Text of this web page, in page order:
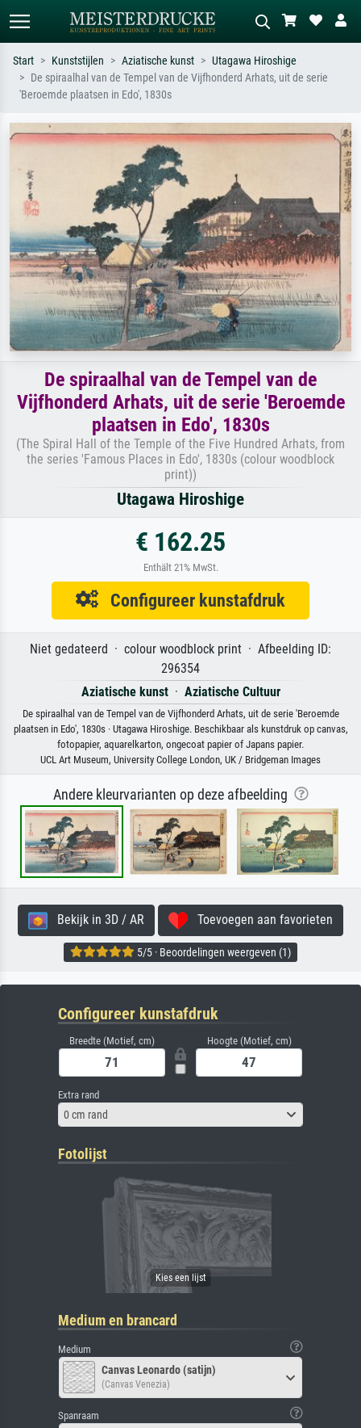
Standaard zoeken
Monet, Sterrennacht, impressionisme,
weide, abstract met veel rood, donker
olieverfschilderij, staand naakt naast
Start Kunststijlen Aziatische kunst
Utagawa Hiroshige
De spiraalhal van de Tempel van de Vijfhonderd Arhats, uit de serie
'Beroemde plaatsen in Edo', 1830s
De spiraalhal van de Tempel van de
Vijfhonderd Arhats, uit de serie 'Beroemde
plaatsen in Edo', 1830s
(The Spiral Hall of the Temple of the Five Hundred Arhats, from
the series 'Famous Places in Edo', 1830s (colour woodblock
print))
Utagawa Hiroshige
€ 162.25
Enthält 21% MwSt.
Configureer kunstafdruk
Niet gedateerd · colour woodblock print · Afbeelding ID:
296354
Aziatische kunst· Aziatische Cultuur
De spiraalhal van de Tempel van de Vijfhonderd Arhats, uit de serie 'Beroemde
plaatsen in Edo', 1830s · Utagawa Hiroshige. Beschikbaar als kunstdruk op canvas,
fotopapier, aquarelkarton, ongecoat papier of Japans papier.
UCL Art Museum, University College London, UK / Bridgeman Images
Andere kleurvarianten op deze afbeelding
Bekijk in 3D / AR Toevoegen aan favorieten
5/5 · Beoordelingen weergeven (1)
Configureer kunstafdruk
Breedte (Motief, cm) Hoogte (Motief, cm)
Extra rand
0 cm rand
Fotolijst
Medium en brancard
Medium
Canvas Leonardo (satijn)
(Canvas Venezia)
Spanraam